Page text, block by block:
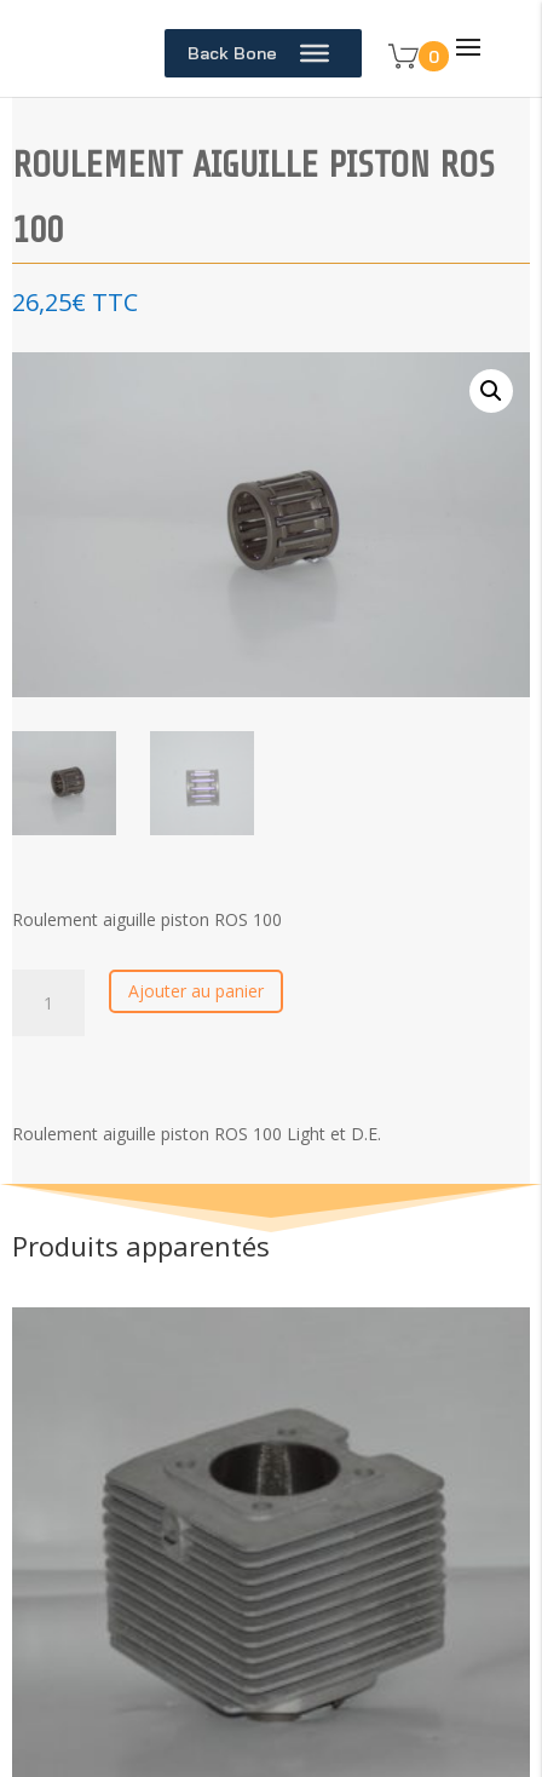
Back Bone 0
ROULEMENT AIGUILLE PISTON ROS
100
26,25€ TTC
Roulement aiguille piston ROS 100
ROS
Ajouter au panier
Roulement aiguille piston ROS 100 Light et D.E.
Produits apparentés